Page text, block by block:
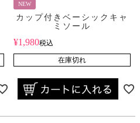
NEW
カップ付きベーシックキャ
ミソール
¥1,980税込
在庫切れ